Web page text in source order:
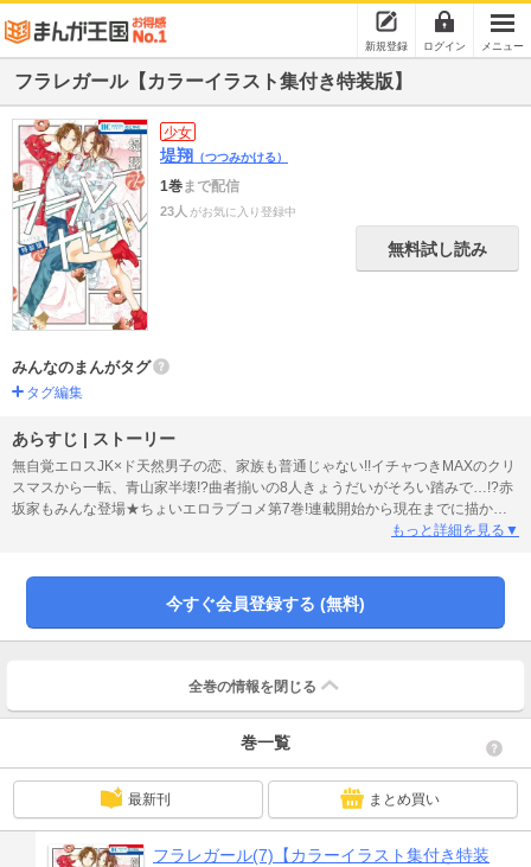
新規登録 ログイン メニュー
フラレガール【カラーイラスト集付き特装版】
少女
堤翔 （つつみかける）
1巻まで配信
23人 がお気に入り登録中
無料試し読み
みんなのまんがタグ
タグ編集
あらすじ | ストーリー
無自覚エロスJK×ド天然男子の恋、家族も普通じゃない!!イチャつきMAXのクリ
スマスから一転、青山家半壊!?曲者揃いの8人きょうだいがそろい踏みで…!?赤
坂家もみんな登場★ちょいエロラブコメ第7巻!連載開始から現在までに描かれ
た美麗カラーイラストをほぼ全点網羅!描きおろし表紙&イラストも★ ※別に配
意ください。
もっと詳細を見る▼
今すぐ会員登録する (無料)
全巻の情報を 閉じる
巻一覧
最新刊 まとめ買い
フラレガール(7)【カラーイラスト集付き特装